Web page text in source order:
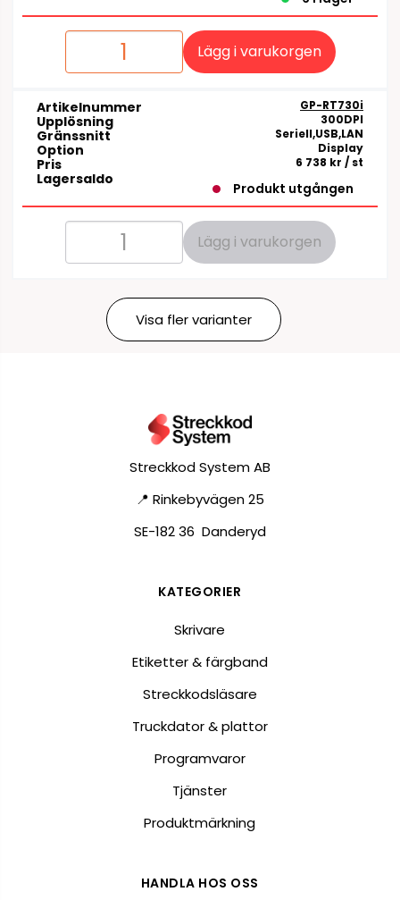
Lägg i varukorgen
Artikelnummer GP-RT730i
Upplösning 300DPI
Gränssnitt Seriell,USB,LAN
Option Display
Pris 6 738 kr / st
Lagersaldo
Produkt utgången
Lägg i varukorgen
Visa fler varianter
Streckkod System AB
📍 Rinkebyvägen 25
SE-182 36 Danderyd
KATEGORIER
Skrivare
Etiketter & färgband
Streckkodsläsare
Truckdator & plattor
Programvaror
Tjänster
Produktmärkning
HANDLA HOS OSS